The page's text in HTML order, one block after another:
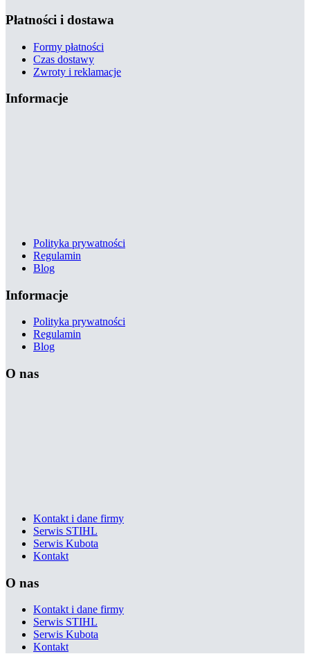
Płatności i dostawa
Formy płatności
Czas dostawy
Zwroty i reklamacje
Informacje
Polityka prywatności
Regulamin
Blog
Informacje
Polityka prywatności
Regulamin
Blog
O nas
Kontakt i dane firmy
Serwis STIHL
Serwis Kubota
Kontakt
O nas
Kontakt i dane firmy
Serwis STIHL
Serwis Kubota
Kontakt